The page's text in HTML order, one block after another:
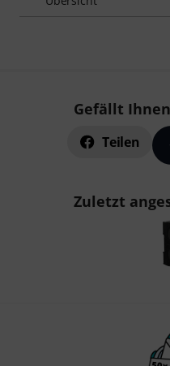
Gefällt
Teilen
Zuletzt